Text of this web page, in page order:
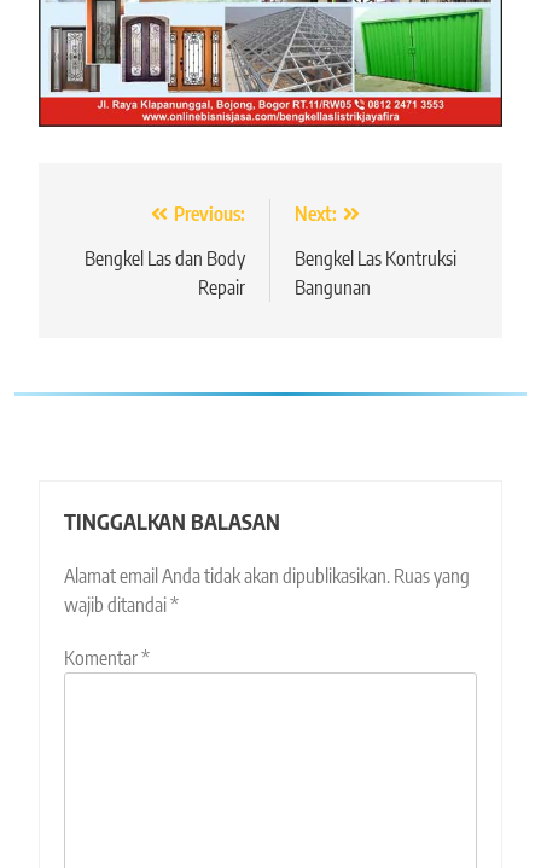
Navigasi
pos
Previous:
Bengkel Las dan Body
Repair
Next:
Bengkel Las Kontruksi
Bangunan
TINGGALKAN BALASAN
Alamat email Anda tidak akan dipublikasikan. Ruas yang
wajib ditandai*
Komentar*